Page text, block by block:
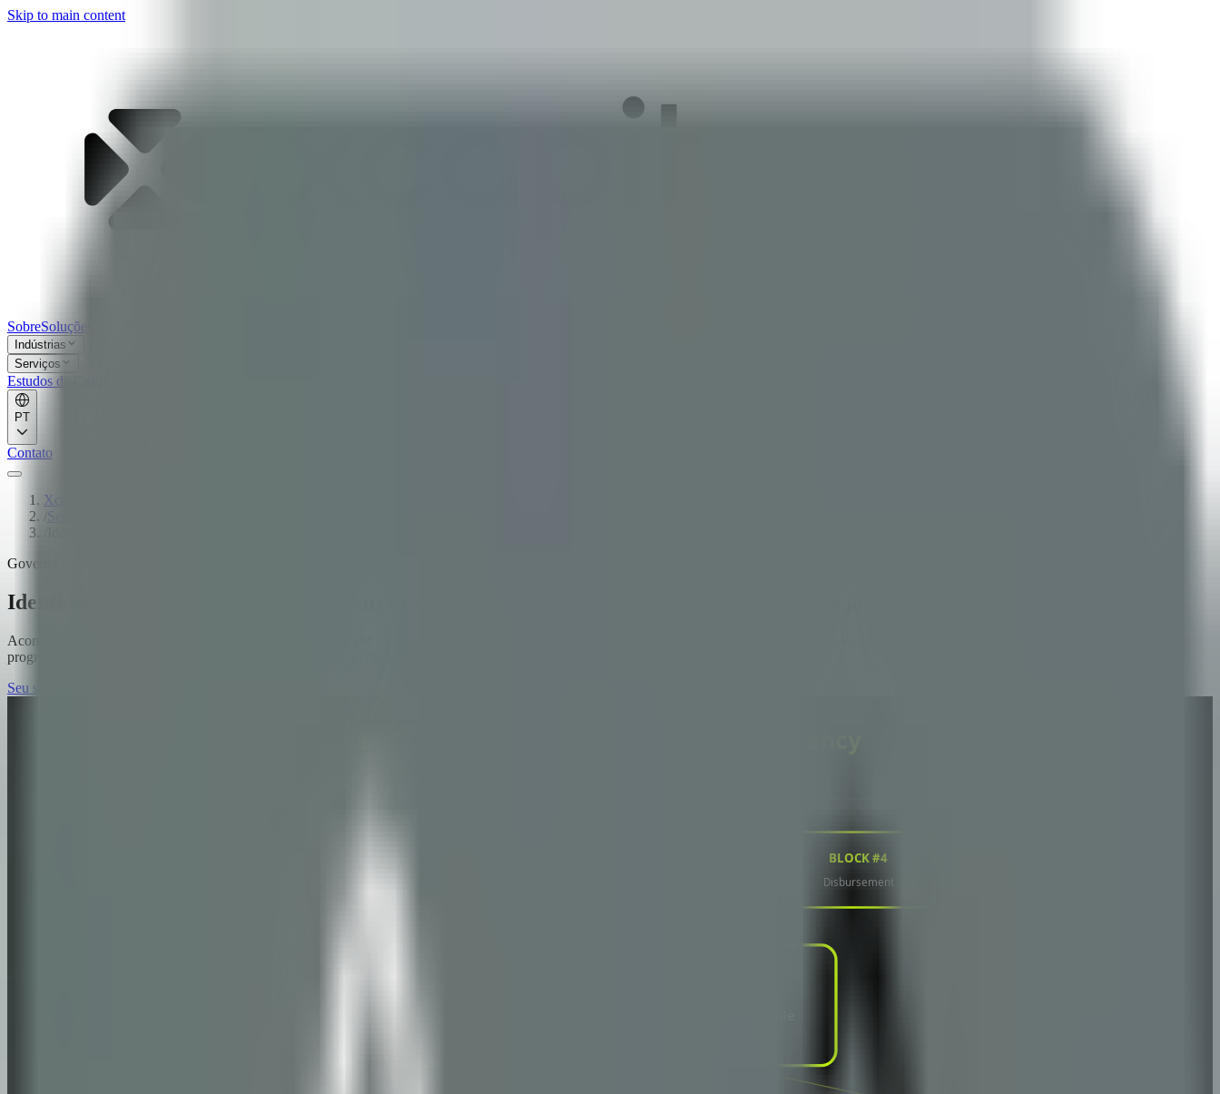
Skip to main content
SobreSoluções
Indústrias
Serviços
Estudos de Caso
PT
Contato
Xcapit
Governo e Setor Público
Identidade digital verificável e transparência programável — o stack que as multilaterais já validaram
Acompanhamos governos nacionais e subnacionais na LATAM e multilaterais (UNICEF, BID, PNUD) na construção de credenciais verificáveis W3C, transparência orçamentária on-chain e distribuição
programável de programas sociais. Caso: Shelter / AidLink no Quênia com a UNICEF Venture Fund.
Seu score de maturidade + seu próximo passo